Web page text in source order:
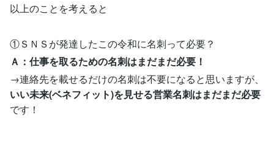
以上のことを考えると
①ＳＮＳが発達したこの令和に名刺って必要？
Ａ：仕事を取るための名刺はまだまだ必要！
→連絡先を載せるだけの名刺は不要になると思いますが、
いい未来(ベネフィット)を見せる営業名刺はまだまだ必要
です！